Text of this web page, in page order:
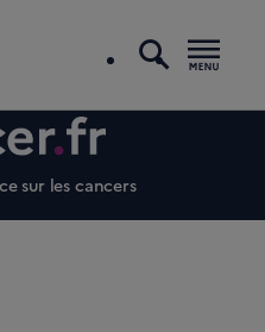
sur les cancers